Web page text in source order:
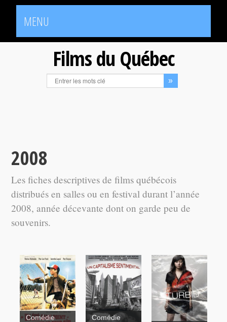
MENU
Films du Québec
2008
Les fiches descriptives de films québécois
distribués en salles ou en festival durant l’année
2008, année décevante dont on garde peu de
souvenirs.
Comédie
Comédie